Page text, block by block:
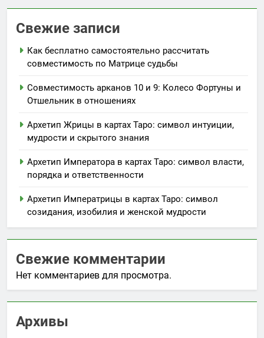
Свежие записи
Как бесплатно самостоятельно рассчитать
совместимость по Матрице судьбы
Совместимость арканов 10 и 9: Колесо Фортуны и
Отшельник в отношениях
Архетип Жрицы в картах Таро: символ интуиции,
мудрости и скрытого знания
Архетип Императора в картах Таро: символ власти,
порядка и ответственности
Архетип Императрицы в картах Таро: символ
созидания, изобилия и женской мудрости
Свежие комментарии
Нет комментариев для просмотра.
Архивы